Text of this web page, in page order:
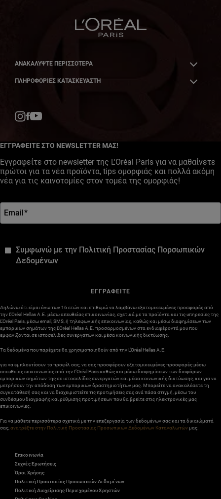
ΑΝΑΚΑΛΎΨΤΕ ΠΕΡΙΣΣΌΤΕΡΑ
ΠΛΗΡΟΦΟΡΙΕΣ ΚΑΤΑΣΚΕΥΑΣΤΗ
ΕΓΓΡΑΦΕΙΤΕ ΣΤΟ NEWSLETTER ΜΑΣ!
Εγγραφείτε στο newsletter της L'Oréal Paris για να μαθαίνετε
πρώτοι για τα νέα προϊόντα, tips ομορφιάς και πολλά ακόμη
νέα για τις καινοτομίες στον τομέα της ομορφιάς!
Email*
Συμφωνώ με την Πολιτική Προστασίας Πορσωπικών
Δεδομένων
ΕΓΓΡΑΦΕΙΤΕ
Δηλώνω ότι είμαι άνω των 16 ετών και επιθυμώ να λαμβάνω εξατομικευμένες προσφορές από
την L’Oréal Hellas A.E. μέσω απευθείας επικοινωνίας, σχετικά με τα προϊόντα και τις υπηρεσίες της
L’Oréal Paris, μέσω email, SMS, ή τηλεφωνικής επικοινωνίας, καθώς και μέσω διαφημίσεων των
εμπορικών σημάτων της L’Oréal Hellas A.E. προσαρμοσμένων στα ενδιαφέροντά μου που
εμφανίζονται σε ιστοσελίδες συνεργατών και μέσα κοινωνικής δικτύωσης.
Τα δεδομένα που παρέχετε θα χρησιμοποιηθούν από την L’Oréal Hellas A.E.
για να εμπλουτίσουν το προφίλ σας, να σας προσφέρουν εξατομικευμένες προσφορές μέσω
απευθείας επικοινωνίας από την L’Oréal Paris καθώς και μέσω διαφημίσεων των διαφόρων
εμπορικών σημάτων της σε ιστοσελίδες συνεργατών και μέσα κοινωνικής δικτύωσης, και για να
μετρήσουν την απόδοση των εμπορικών δραστηριοτήτων μας. Μπορείτε να ανακαλέσετε τη
συγκατάθεσή σας και να διαχειριστείτε τις προτιμήσεις σας ανά πάσα στιγμή, μέσω του
συνδέσμου διαγραφής και ρύθμισης προτιμήσεων που θα βρείτε στις ηλεκτρονικές μας
επικοινωνίες.
Για να μάθετε περισσότερα σχετικά με την επεξεργασία των δεδομένων σας και τα δικαιώματά
σας, ανατρέξτε στην Πολιτική Προστασίας Προσωπικών Δεδομένων Καταναλωτώνμας.
Επικοινωνία
Συχνές Ερωτήσεις
Όροι Χρήσης
Πολιτική Προστασίας Προσωπικών Δεδομένων
Πολιτική Διαχείρισης Περιεχομένου Χρηστών